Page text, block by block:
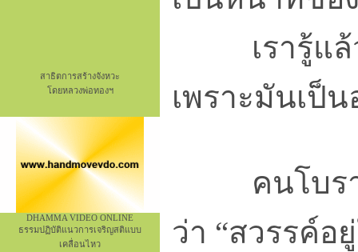
สาธิตการสร้างจังหวะ
โดยหลวงพ่อทองฯ
DHAMMA VIDEO ONLINE
ธรรมปฏิบัติแนวการเจริญสติแบบ
เคลื่อนไหว
เรารู้แล้ว
เพราะมันเป็
คนโบราณ
ว่า “สวรรค์อ